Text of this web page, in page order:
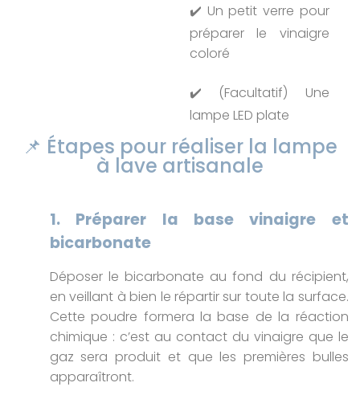
✔️ Un petit verre pour
préparer le vinaigre
coloré
✔️ (Facultatif) Une
lampe LED plate
📌 Étapes pour réaliser la lampe
à lave artisanale
1. Préparer la base vinaigre et
bicarbonate
Déposer le bicarbonate au fond du récipient,
en veillant à bien le répartir sur toute la surface.
Cette poudre formera la base de la réaction
chimique : c’est au contact du vinaigre que le
gaz sera produit et que les premières bulles
apparaîtront.